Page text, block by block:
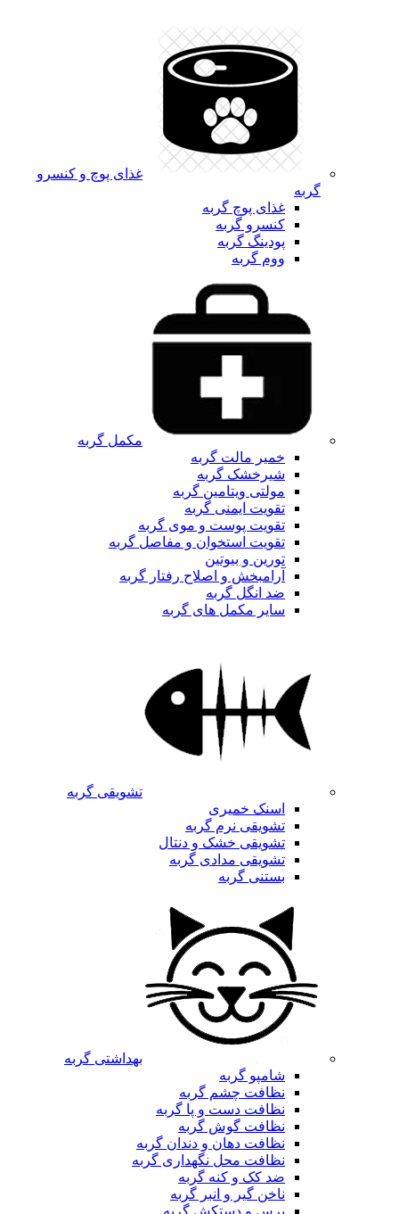
غذای پوچ و کنسرو
گربه
غذای پوچ گربه
کنسرو گربه
پودینگ گربه
ووم گربه
مکمل گربه
خمیر مالت گربه
شیرخشک گربه
مولتی ویتامین گربه
تقویت ایمنی گربه
تقویت پوست و موی گربه
تقویت استخوان و مفاصل گربه
تورین و بیوتین
آرامبخش و اصلاح رفتار گربه
ضد انگل گربه
سایر مکمل های گربه
تشویقی گربه
اسنک خمیری
تشویقی نرم گربه
تشویقی خشک و دنتال
تشویقی مدادی گربه
بستنی گربه
بهداشتی گربه
شامپو گربه
نظافت چشم گربه
نظافت دست و پا گربه
نظافت گوش گربه
نظافت دهان و دندان گربه
نظافت محل نگهداری گربه
ضد کک و کنه گربه
ناخن گیر و انبر گربه
برس و دستکش گربه